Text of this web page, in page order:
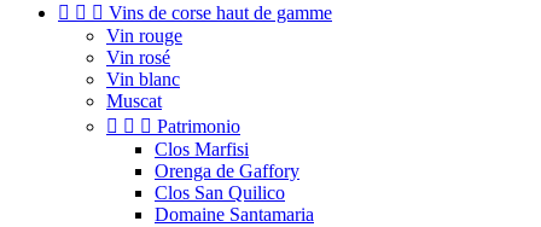
   Vins de corse haut de gamme
Vin rouge
Vin rosé
Vin blanc
Muscat
   Patrimonio
Clos Marfisi
Orenga de Gaffory
Clos San Quilico
Domaine Santamaria